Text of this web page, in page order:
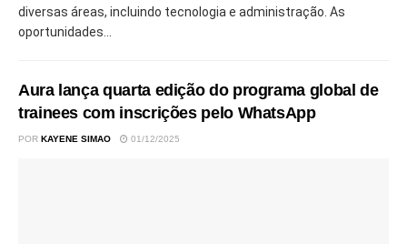
diversas áreas, incluindo tecnologia e administração. As
oportunidades...
Aura lança quarta edição do programa global de
trainees com inscrições pelo WhatsApp
POR KAYENE SIMAO 01/12/2025